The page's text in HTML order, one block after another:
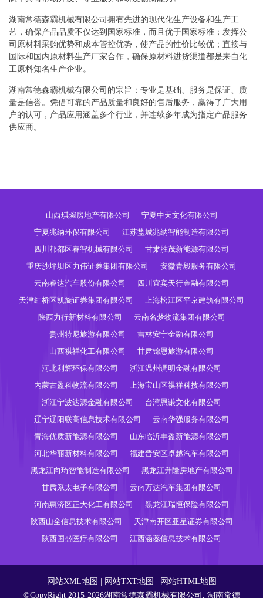
湖南常德森霸机械有限公司拥有先进的现代化生产设备和生产工
艺，确保产品品质不仅达到国家标准，而且优于国家标准；发挥公
司原材料采购优势和成本管控优势，使产品的性价比较优；直接与
国际和国内原材料生产厂家合作，确保原材料进货渠道都是来自化
工原料知名生产企业。
湖南常德森霸机械有限公司的宗旨：专业是基础、服务是保证、质
量是信誉。凭借可靠的产品质量和良好的售后服务，赢得了广大用
户的认可，产品应用涵盖多个行业，并连续多年成为指定产品服务
供应商。
山西琪琬房地产有限公司
宁夏中天文化有限公司
宁夏兆纳环保有限公司
江苏盐城兆纳智能制造有限公司
四川郫都区睿智机械有限公司
甘肃胜茂新能源有限公司
重庆沙坪坝区力伟证券集团有限公司
安徽青毅服务有限公司
云南睿达汽车股份有限公司
四川宜宾天行金融有限公司
天津红桥区凯旋证券集团有限公司
上海松江区平京建筑有限公司
陕西力行新材料有限公司
云南名梦物流集团有限公司
贵州特尼旅游有限公司
吉林安宁金融有限公司
山西祺祥化工有限公司
甘肃锦恩旅游有限公司
河北利辉环保有限公司
浙江温州调明金融有限公司
内蒙古盈科物流有限公司
上海宝山区祺祥科技有限公司
浙江宁波达源金融有限公司
台湾恩谦文化有限公司
辽宁辽阳联高信息技术有限公司
云南华强服务有限公司
青海优质新能源有限公司
山东临沂丰盈新能源有限公司
河北华丽新材料有限公司
福建晋安区卓越汽车有限公司
黑龙江向琦智能制造有限公司
黑龙江升隆房地产有限公司
甘肃系太电子有限公司
云南万达汽车集团有限公司
河南惠济区正大化工有限公司
黑龙江瑞恒保险有限公司
陕西山全信息技术有限公司
天津南开区亚星证券有限公司
陕西国盛医疗有限公司
江西涵蕊信息技术有限公司
网站XML地图 网站TXT地图
网站HTML地图
©CopyRight 2015-2026湖南常德森霸机械有限公司, 湖南常德